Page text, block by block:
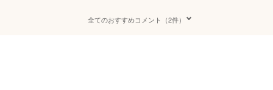
全てのおすすめコメント（2件）